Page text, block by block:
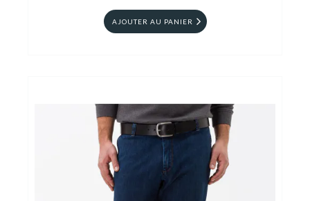
AJOUTER AU PANIER